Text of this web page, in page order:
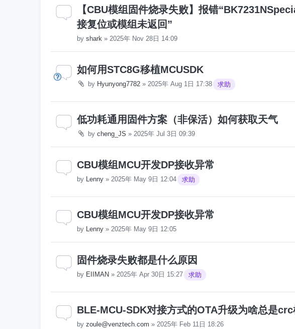
【CBU模组固件烧录失败】报错
接复位或模组未返回”
by shark » 2025年 Nov 28日 14:09
如何用STC8G移植MCUSDK
by Hyunyong7782 » 2025年 Aug 1日 17:38 求助
低功耗通用固件方案（非保活）如何获取天气
by cheng_JS » 2025年 Jul 3日 09:39
CBU模组MCU开发DP接收异常
by Lenny » 2025年 May 9日 12:04 求助
CBU模组MCU开发DP接收异常
by Lenny » 2025年 May 9日 12:05
固件烧录失败都是什么原因
by EIIMAN » 2025年 Apr 30日 15:27 求助
BLE-MCU-SDK对接方式的OTA升级为啥总是
by zoule@venztech.com » 2025年 Feb 11日 18:26